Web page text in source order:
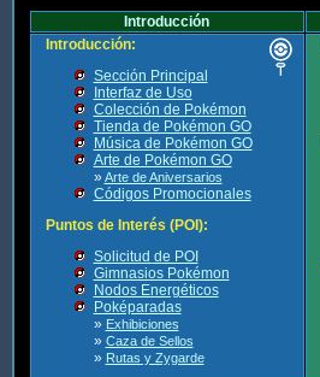
Introducción
Introducción:
Sección Principal
Interfaz de Uso
Colección de Pokémon
Tienda de Pokémon GO
Música de Pokémon GO
Arte de Pokémon GO
» Arte de Aniversarios
Códigos Promocionales
Puntos de Interés (POI):
Solicitud de POI
Gimnasios Pokémon
Nodos Energéticos
Poképaradas
» Exhibiciones
» Caza de Sellos
» Rutas y Zygarde